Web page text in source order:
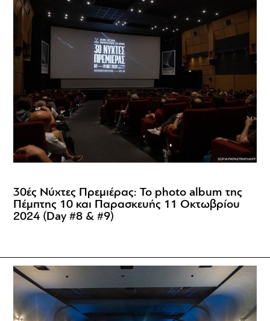
30ές Νύχτες Πρεμιέρας: Το photo album της
Πέμπτης 10 και Παρασκευής 11 Οκτωβρίου
2024 (Day #8 & #9)